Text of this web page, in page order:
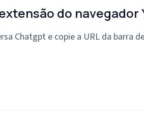
do navegador
Chatgpt e copie a URL da barra